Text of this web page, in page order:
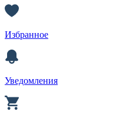
Избранное
Уведомления